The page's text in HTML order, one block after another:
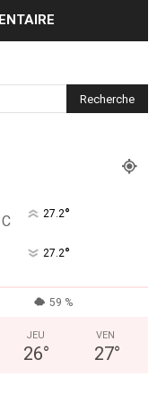
C 27.2°
27.2°
59 %
JEU
26°
VEN
27°